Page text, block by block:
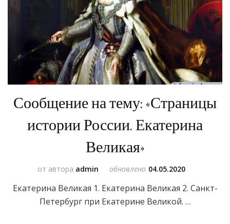
Сообщение на тему: «Страницы
истории России. Екатерина
Великая»
от автора admin обновлено 04.05.2020
Екатерина Великая 1. Екатерина Великая 2. Санкт-
Петербург при Екатерине Великой. …